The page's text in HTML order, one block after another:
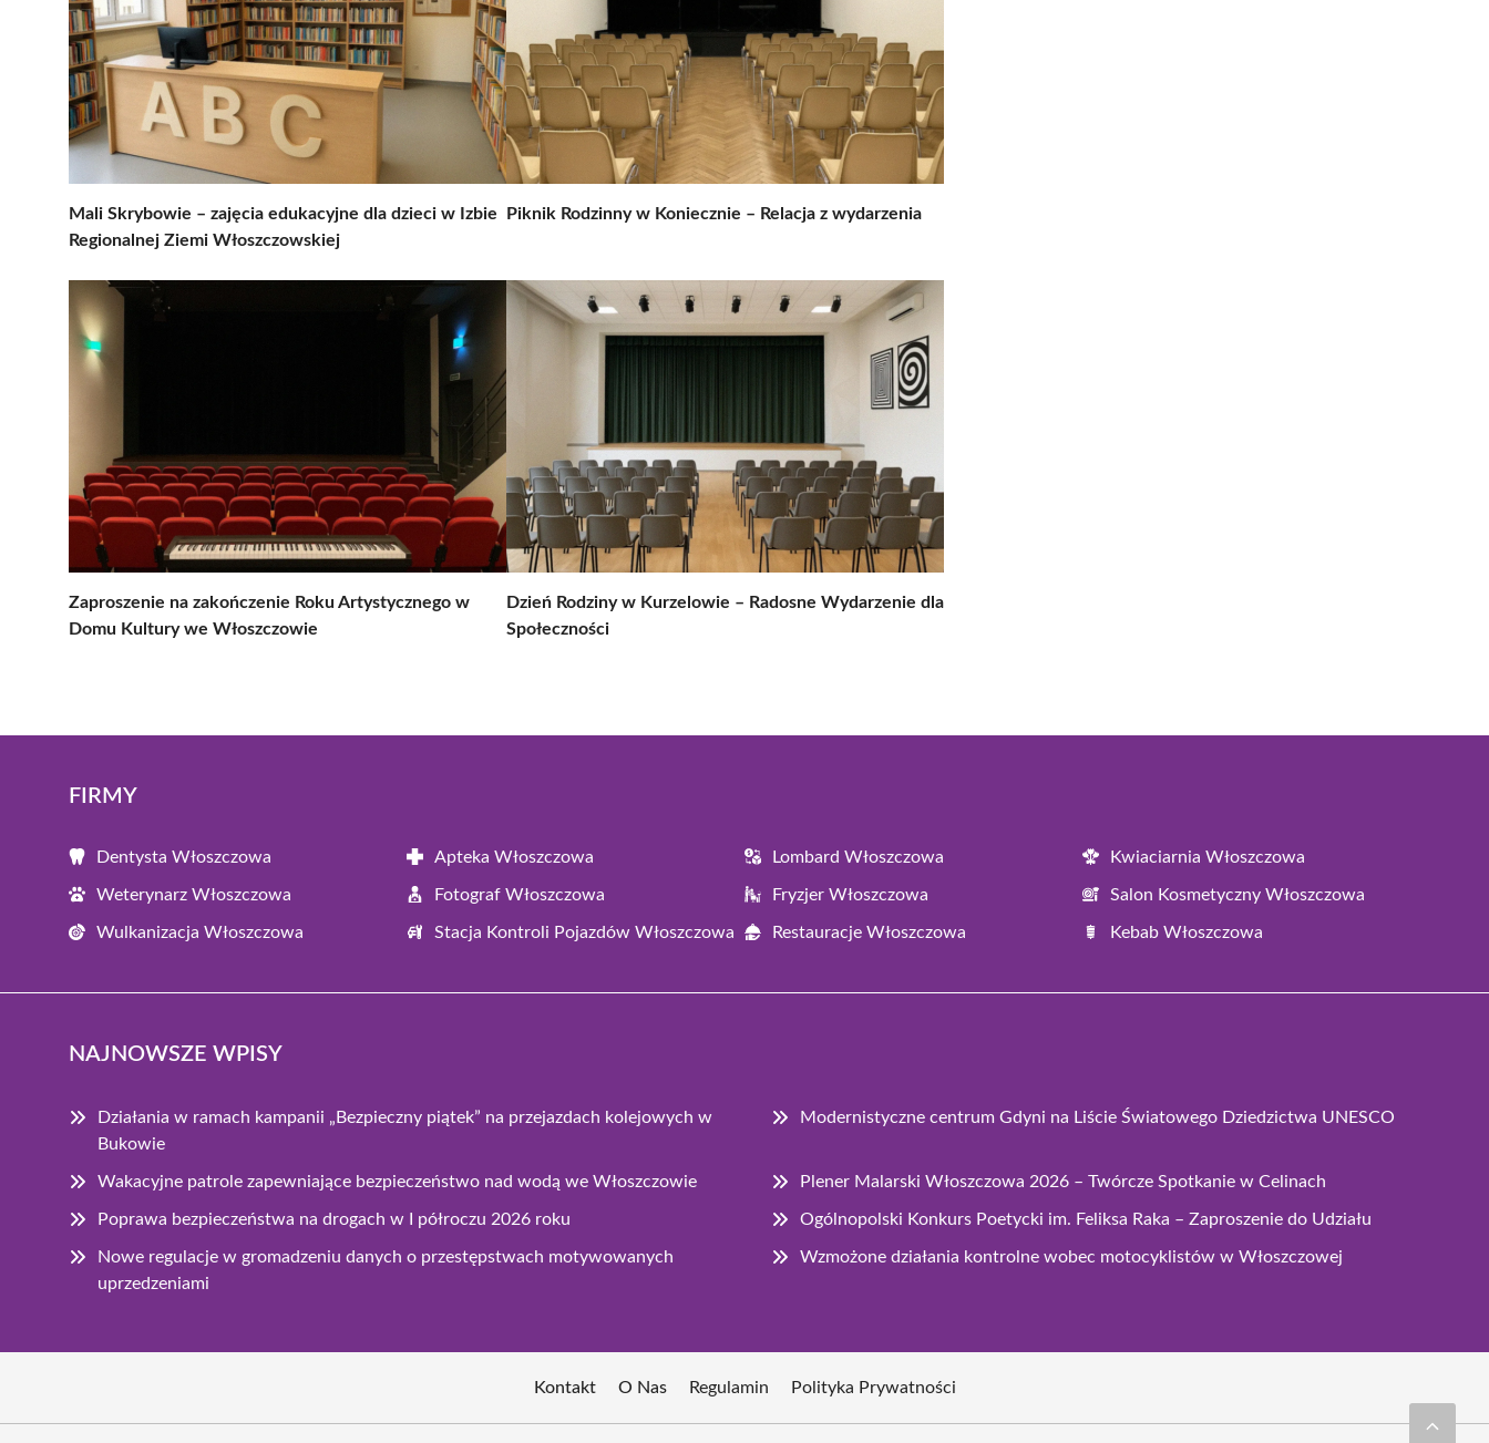
Mali Skrybowie – zajęcia edukacyjne dla dzieci w Izbie
Regionalnej Ziemi Włoszczowskiej
Piknik Rodzinny w Koniecznie – Relacja z wydarzenia
Zaproszenie na zakończenie Roku Artystycznego w
Domu Kultury we Włoszczowie
Dzień Rodziny w Kurzelowie – Radosne Wydarzenie dla
Społeczności
FIRMY
Dentysta Włoszczowa Apteka Włoszczowa Lombard Włoszczowa Kwiaciarnia Włoszczowa
Weterynarz Włoszczowa Fotograf Włoszczowa Fryzjer Włoszczowa Salon Kosmetyczny Włoszczowa
Wulkanizacja Włoszczowa Stacja Kontroli Pojazdów Włoszczowa Restauracje Włoszczowa Kebab Włoszczowa
NAJNOWSZE WPISY
Działania w ramach kampanii „Bezpieczny piątek” na przejazdach kolejowych w
Bukowie
Modernistyczne centrum Gdyni na Liście Światowego Dziedzictwa UNESCO
Wakacyjne patrole zapewniające bezpieczeństwo nad wodą we Włoszczowie Plener Malarski Włoszczowa 2026 – Twórcze Spotkanie w Celinach
Poprawa bezpieczeństwa na drogach w I półroczu 2026 roku Ogólnopolski Konkurs Poetycki im. Feliksa Raka – Zaproszenie do Udziału
Nowe regulacje w gromadzeniu danych o przestępstwach motywowanych
uprzedzeniami
Wzmożone działania kontrolne wobec motocyklistów w Włoszczowej
Kontakt O Nas Regulamin Polityka Prywatności